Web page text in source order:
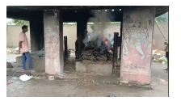
पहुंच मामले में आरोपी के
के आधार पर पुलिस ने
351(2), 281 के